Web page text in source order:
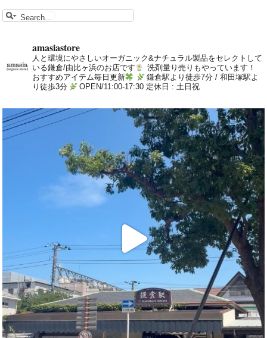
amasiastore
人と環境にやさしいオーガニック&ナチュラル製品をセレクトして
いる鎌倉/由比ヶ浜のお店です
洗剤量り売りもやっています！
おすすめアイテム毎日更新
鎌倉駅より徒歩7分 / 和田塚駅よ
り徒歩3分
OPEN/11:00-17:30 定休日 : 土日祝